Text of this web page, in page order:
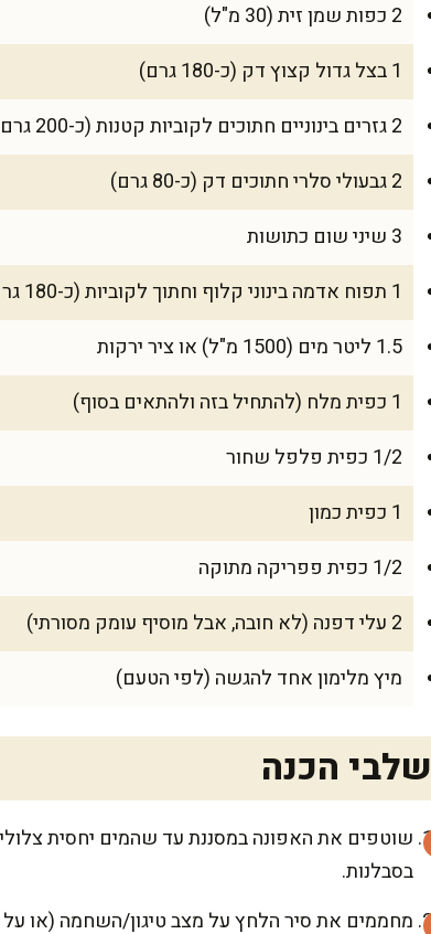
2 כפות שמן זית (30 מ"ל)
1 בצל גדול קצוץ דק (כ-180 גרם)
2 גזרים בינוניים חתוכים לקוביות קטנות (כ-200 גרם)
2 גבעולי סלרי חתוכים דק (כ-80 גרם)
3 שיני שום כתושות
1 תפוח אדמה בינוני קלוף וחתוך לקוביות (כ-180 גרם)
1.5 ליטר מים (1500 מ"ל) או ציר ירקות
1 כפית מלח (להתחיל בזה ולהתאים בסוף)
1/2 כפית פלפל שחור
1 כפית כמון
1/2 כפית פפריקה מתוקה
2 עלי דפנה (לא חובה, אבל מוסיף עומק מסורתי)
מיץ מלימון אחד להגשה (לפי הטעם)
שלבי הכנה
שוטפים את האפונה במסננת עד שהמים יחסית
בסבלנות.